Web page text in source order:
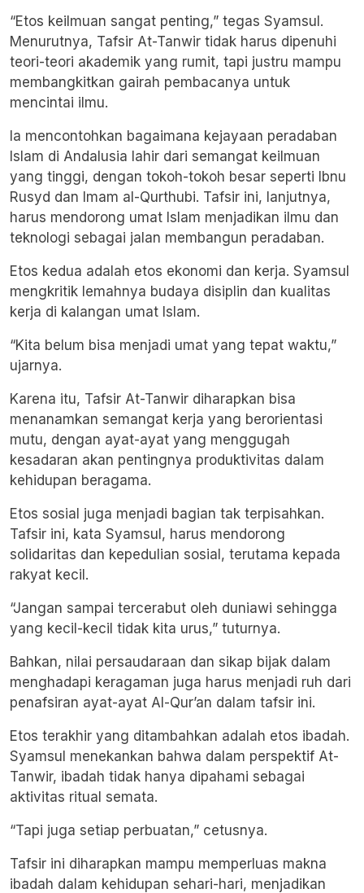
“Etos keilmuan sangat penting,” tegas Syamsul.
Menurutnya, Tafsir At-Tanwir tidak harus dipenuhi
teori-teori akademik yang rumit, tapi justru mampu
membangkitkan gairah pembacanya untuk
mencintai ilmu.
Ia mencontohkan bagaimana kejayaan peradaban
Islam di Andalusia lahir dari semangat keilmuan
yang tinggi, dengan tokoh-tokoh besar seperti Ibnu
Rusyd dan Imam al-Qurthubi. Tafsir ini, lanjutnya,
harus mendorong umat Islam menjadikan ilmu dan
teknologi sebagai jalan membangun peradaban.
Etos kedua adalah etos ekonomi dan kerja. Syamsul
mengkritik lemahnya budaya disiplin dan kualitas
kerja di kalangan umat Islam.
“Kita belum bisa menjadi umat yang tepat waktu,”
ujarnya.
Karena itu, Tafsir At-Tanwir diharapkan bisa
menanamkan semangat kerja yang berorientasi
mutu, dengan ayat-ayat yang menggugah
kesadaran akan pentingnya produktivitas dalam
kehidupan beragama.
Etos sosial juga menjadi bagian tak terpisahkan.
Tafsir ini, kata Syamsul, harus mendorong
solidaritas dan kepedulian sosial, terutama kepada
rakyat kecil.
“Jangan sampai tercerabut oleh duniawi sehingga
yang kecil-kecil tidak kita urus,” tuturnya.
Bahkan, nilai persaudaraan dan sikap bijak dalam
menghadapi keragaman juga harus menjadi ruh dari
penafsiran ayat-ayat Al-Qur’an dalam tafsir ini.
Etos terakhir yang ditambahkan adalah etos ibadah.
Syamsul menekankan bahwa dalam perspektif At-
Tanwir, ibadah tidak hanya dipahami sebagai
aktivitas ritual semata.
“Tapi juga setiap perbuatan,” cetusnya.
Tafsir ini diharapkan mampu memperluas makna
ibadah dalam kehidupan sehari-hari, menjadikan